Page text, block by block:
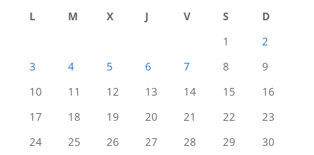
L
M X J V S
D
1
2
3
4 5 6 7 8
9
10
11 12 13 14 15
16
17
18 19 20 21 22
23
24
25 26 27 28 29
30